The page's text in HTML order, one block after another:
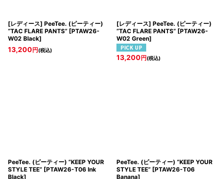
[レディース] PeeTee. (ピーティー)
“TAC FLARE PANTS” [PTAW26-
W02 Black]
13,200円(税込)
[レディース] PeeTee. (ピーティー)
“TAC FLARE PANTS” [PTAW26-
W02 Green]
13,200円(税込)
PeeTee. (ピーティー) “KEEP YOUR
STYLE TEE” [PTAW26-T06 Ink
Black]
PeeTee. (ピーティー) “KEEP YOUR
STYLE TEE” [PTAW26-T06
Banana]